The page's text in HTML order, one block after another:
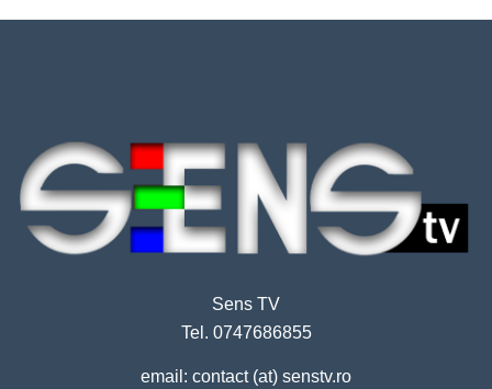
Sens TV
Tel. 0747686855
email: contact (at) senstv.ro